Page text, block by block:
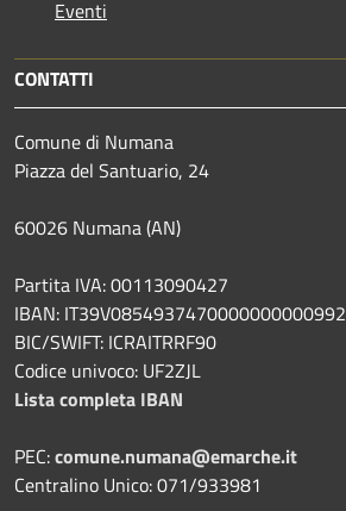
Eventi
CONTATTI
Comune di Numana
Piazza del Santuario, 24
60026 Numana (AN)
Partita IVA: 00113090427
IBAN: IT39V0854937470000000000992
BIC/SWIFT: ICRAITRRF90
Codice univoco: UF2ZJL
Lista completa IBAN
PEC:comune.numana@emarche.it
Centralino Unico: 071/933981